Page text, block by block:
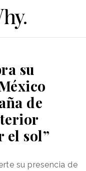
su
de
el sol”
su presencia de